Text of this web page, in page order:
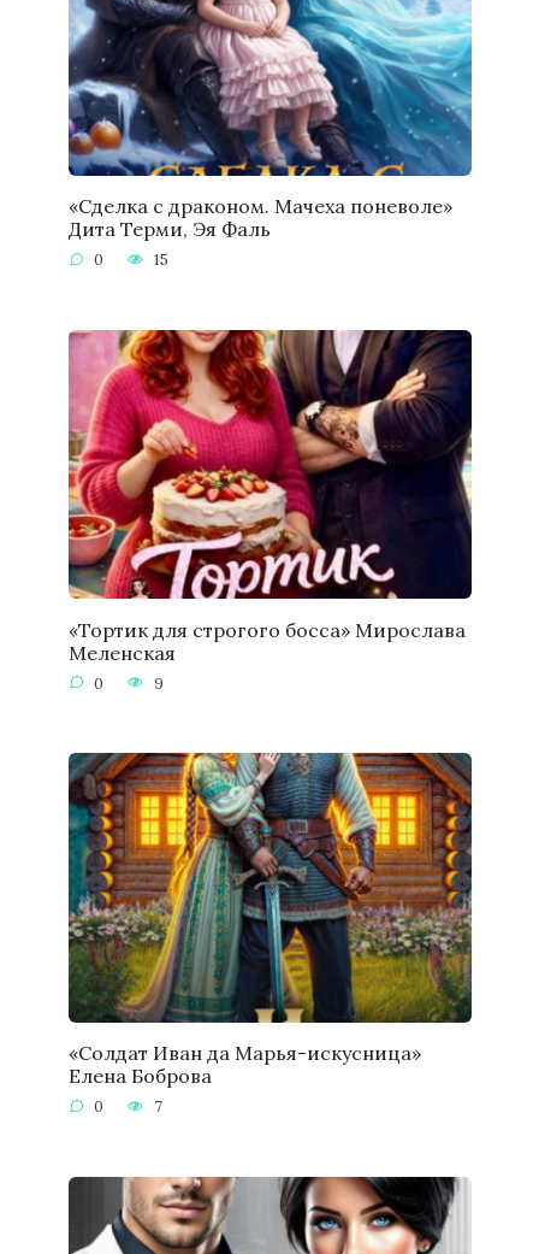
«Сделка с драконом. Мачеха поневоле»
Дита Терми, Эя Фаль
0 15
«Тортик для строгого босса» Мирослава
Меленская
0 9
«Солдат Иван да Марья-искусница»
Елена Боброва
0 7